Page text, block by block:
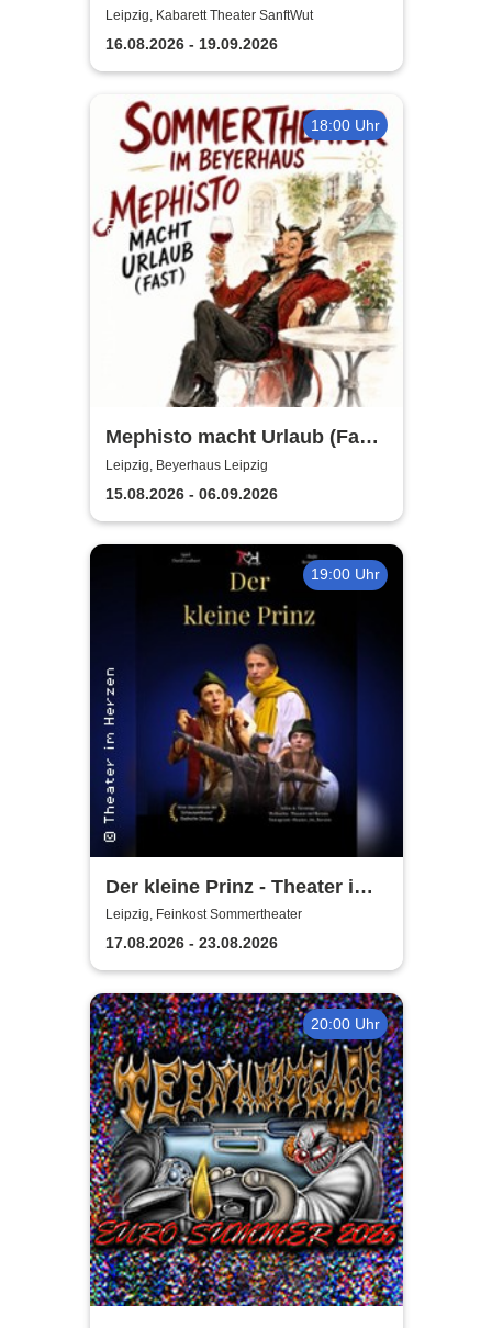
´n Alten! - Ein Otto Reutter-
Abend
Leipzig, Kabarett Theater SanftWut
16.08.2026 - 19.09.2026
18:00 Uhr
Mephisto macht Urlaub (Fast)
- Sommertheater im
Beyerhaus Leipzig
Leipzig, Beyerhaus Leipzig
15.08.2026 - 06.09.2026
19:00 Uhr
Der kleine Prinz - Theater im
Herzen
Leipzig, Feinkost Sommertheater
17.08.2026 - 23.08.2026
20:00 Uhr